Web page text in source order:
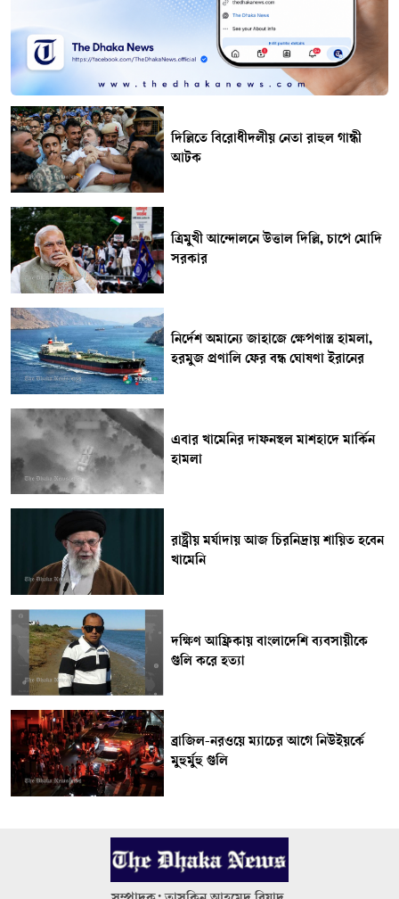
দিল্লিতে বিরোধীদলীয় নেতা রাহুল গান্ধী
আটক
ত্রিমুখী আন্দোলনে উত্তাল দিল্লি, চাপে মোদি
সরকার
নির্দেশ অমান্যে জাহাজে ক্ষেপণাস্ত্র হামলা,
হরমুজ প্রণালি ফের বন্ধ ঘোষণা ইরানের
এবার খামেনির দাফনস্থল মাশহাদে মার্কিন
হামলা
রাষ্ট্রীয় মর্যাদায় আজ চিরনিদ্রায় শায়িত হবেন
খামেনি
দক্ষিণ আফ্রিকায় বাংলাদেশি ব্যবসায়ীকে
গুলি করে হত্যা
ব্রাজিল-নরওয়ে ম্যাচের আগে নিউইয়র্কে
মুহুর্মুহু গুলি